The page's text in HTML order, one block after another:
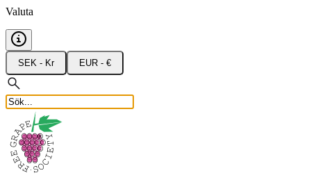
Valuta
SEK - Kr EUR - €